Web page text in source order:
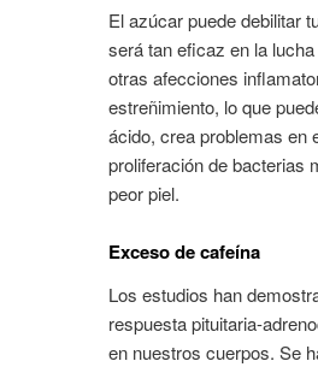
El azúcar puede debilitar
será tan eficaz en la
otras afecciones
estreñimiento, lo que
ácido, crea problemas en
proliferación de bacterias
peor piel.
Exceso de cafeína
Los estudios han
respuesta pituitaria-
en nuestros cuerpos. Se